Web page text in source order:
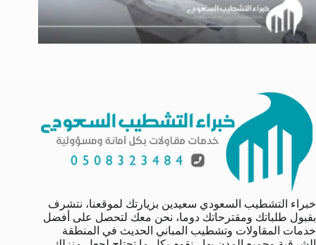
خبراء التشطيب السعودي سعيدين بزيارتك لموقعنا، نتشرف
بقبول طلباتك ومقترحاتك دوما، نحن معك لتحصل على أفضل
خدمات المقاولات وتشطيب المباني الحديث في المنطقة